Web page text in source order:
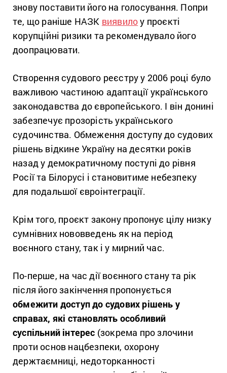
знову поставити його на голосування. Попри
те, що раніше НАЗК виявилоу проєкті
корупційні ризики та рекомендувало його
доопрацювати.
Створення судового реєстру у 2006 році було
важливою частиною адаптації українського
законодавства до європейського. І він донині
забезпечує прозорість українського
судочинства. Обмеження доступу до судових
рішень відкине Україну на десятки років
назад у демократичному поступі до рівня
Росії та Білорусі і становитиме небезпеку
для подальшої євроінтеграції.
Крім того, проєкт закону пропонує цілу низку
сумнівних нововведень як на період
воєнного стану, так і у мирний час.
По-перше, на час дії воєнного стану та рік
після його закінчення пропонується
обмежити доступ до судових рішень у
справах, які становлять особливий
суспільний інтерес (зокрема про злочини
проти основ нацбезпеки, охорону
держтаємниці, недоторканності